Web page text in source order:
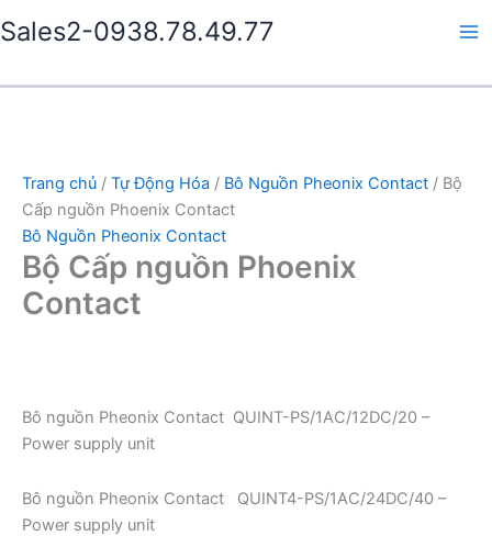
tới
dung
Sales2-0938.78.49.77
Trang chủ / Tự Động Hóa / Bô Nguồn Pheonix Contact / Bộ
Cấp nguồn Phoenix Contact
Bô Nguồn Pheonix Contact
Bộ Cấp nguồn Phoenix
Contact
Bô nguồn Pheonix Contact QUINT-PS/1AC/12DC/20 –
Power supply unit
Bô nguồn Pheonix Contact QUINT4-PS/1AC/24DC/40 –
Power supply unit